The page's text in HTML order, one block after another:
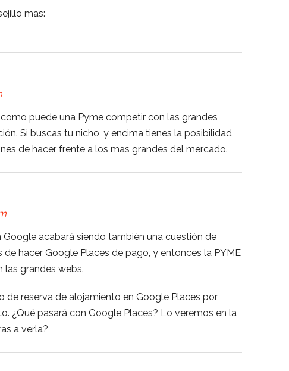
mas:
puede una Pyme competir con las grandes
Si buscas tu nicho, y encima tienes la posibilidad
de hacer frente a los mas grandes del mercado.
Google acabará siendo también una cuestión de
de hacer Google Places de pago, y entonces la PYME
las grandes webs.
de reserva de alojamiento en Google Places por
¿Qué pasará con Google Places? Lo veremos en la
a verla?